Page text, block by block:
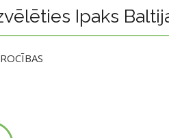
Ipaks